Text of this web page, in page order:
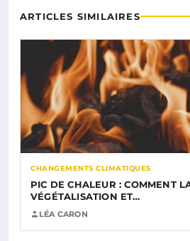
ARTICLES SIMILAIRES
CHANGEMENTS CLIMATIQUES
PIC DE CHALEUR : COMMENT
VÉGÉTALISATION ET…
LÉA CARON